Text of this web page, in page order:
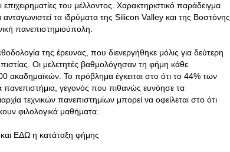
του μέλλοντος. Χαρακτηριστικό παράδειγμα
τα ιδρύματα της Silicon Valley και της Βοστόνης,
πανεπιστημιούπολη.
της έρευνας, που διενεργήθηκε μόλις για δεύτερη
Οι μελετητές βαθμολόγησαν τη φήμη κάθε
ακαδημαϊκών. Το πρόβλημα έγκειται στο ότι το 44% των
πανεπιστήμια, γεγονός που πιθανώς ευνόησε τα
τεχνικών πανεπιστημίων μπορεί να οφείλεται στο ότι
φιλολογικά μαθήματα.
ΕΔΩ η κατάταξη φήμης